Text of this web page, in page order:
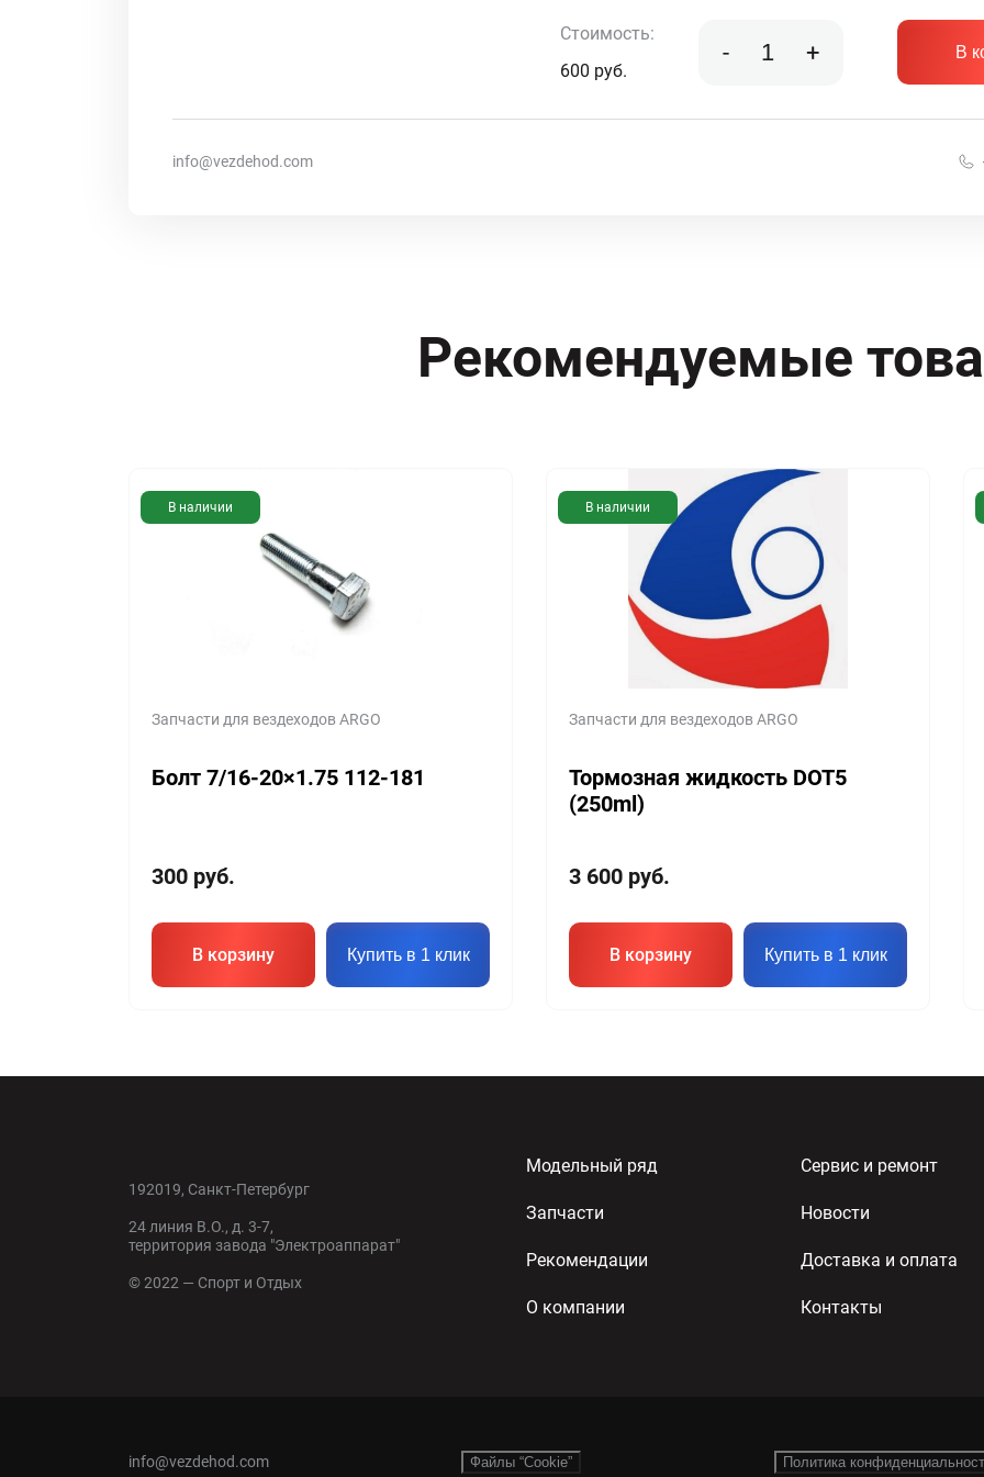
Стоимость:
600 руб.
- + В
info@vezdehod.com
Рекомендуемые
В наличии
Запчасти для вездеходов ARGO
Болт 7/16-20×1.75 112-181
300 руб.
В корзину Купить в 1 клик
В наличии
Запчасти для вездеходов ARGO
Тормозная жидкость DOT5
(250ml)
3 600 руб.
В корзину Купить в 1 клик
Модельный ряд Сервис и ремонт
Запчасти Новости
Рекомендации Доставка и оплата
О компании Контакты
192019, Санкт-Петербург
24 линия В.О., д. 3-7,
территория завода "Электроаппарат"
© 2022 — Спорт и Отдых
info@vezdehod.com Файлы “Cookie” Политика